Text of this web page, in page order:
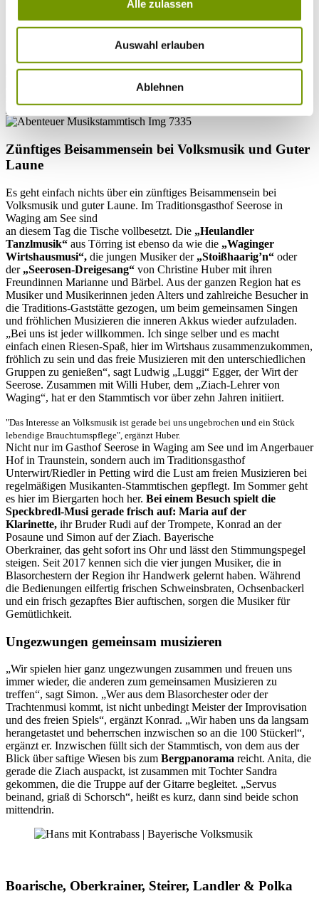
Alle zulassen
Auswahl erlauben
Ablehnen
Veranstaltungs-Terminentreffen sich das ganze Jahr über
sechs bis 18 Musiker aus der Region, umVolksmusikzu machen.
Einheimische wie für Gäste ein Erlebnis.
Zünftiges Beisammensein bei Volksmusik und Guter
Laune
Es geht einfach nichts über ein zünftiges Beisammensein bei
Volksmusik und guter Laune. Im Traditionsgasthof Seerose in
Waging am See sind
an diesem Tag die Tische vollbesetzt. Die „Heulandler
Tanzlmusik“ aus Törring ist ebenso da wie die „Waginger
Wirtshausmusi“, die jungen Musiker der „Stoißhaarig’n“ oder
der „Seerosen-Dreigesang“ von Christine Huber mit ihren
Freundinnen Marianne und Bärbel. Aus der ganzen Region hat es
Musiker und Musikerinnen jeden Alters und zahlreiche Besucher in
die Traditions-Gaststätte gezogen, um beim gemeinsamen Singen
und fröhlichen Musizieren die inneren Akkus wieder aufzuladen.
„Bei uns ist jeder willkommen. Ich singe selber und es macht
einfach einen Riesen-Spaß, hier im Wirtshaus zusammenzukommen,
fröhlich zu sein und das freie Musizieren mit den unterschiedlichen
Gruppen zu genießen“, sagt Ludwig „Luggi“ Egger, der Wirt der
Seerose. Zusammen mit Willi Huber, dem „Ziach-Lehrer von
Waging“, hat er den Stammtisch vor über zehn Jahren initiiert.
"Das Interesse an Volksmusik ist gerade bei uns ungebrochen und ein Stück
lebendige Brauchtumspflege", ergänzt Huber.
Nicht nur im Gasthof Seerose in Waging am See und im Angerbauer
Hof in Traunstein, sondern auch im Traditionsgasthof
Unterwirt/Riedler in Petting wird die Lust am freien Musizieren bei
regelmäßigen Musikanten-Stammtischen gepflegt. Im Sommer geht
es hier im Biergarten hoch her. Bei einem Besuch spielt die
Speckbredl-Musi gerade frisch auf: Maria auf der
Klarinette, ihr Bruder Rudi auf der Trompete, Konrad an der
Posaune und Simon auf der Ziach. Bayerische
Oberkrainer, das geht sofort ins Ohr und lässt den Stimmungspegel
steigen. Seit 2017 kennen sich die vier jungen Musiker, die in
Blasorchestern der Region ihr Handwerk gelernt haben. Während
die Bedienungen eilfertig frischen Schweinsbraten, Ochsenbackerl
und ein frisch gezapftes Bier auftischen, sorgen die Musiker für
Gemütlichkeit.
Ungezwungen gemeinsam musizieren
„Wir spielen hier ganz ungezwungen zusammen und freuen uns
immer wieder, die anderen zum gemeinsamen Musizieren zu
treffen“, sagt Simon. „Wer aus dem Blasorchester oder der
Trachtenmusi kommt, ist nicht unbedingt Meister der Improvisation
und des freien Spiels“, ergänzt Konrad. „Wir haben uns da langsam
herangetastet und beherrschen inzwischen so an die 100 Stückerl“,
ergänzt er. Inzwischen füllt sich der Stammtisch, von dem aus der
Blick über saftige Wiesen bis zum Bergpanorama reicht. Anita, die
gerade die Ziach auspackt, ist zusammen mit Tochter Sandra
gekommen, die die Truppe auf der Gitarre begleitet. „Servus
beinand, griaß di Schorsch“, heißt es kurz, dann sind beide schon
mittendrin.
Boarische, Oberkrainer, Steirer, Landler & Polka